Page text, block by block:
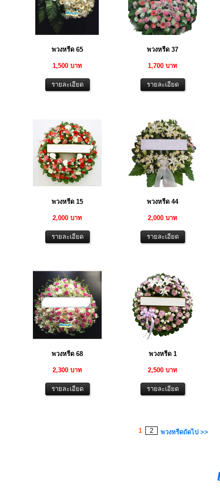
พวงหรีด 65
1,500 บาท
พวงหรีด 37
1,700 บาท
พวงหรีด 15
2,000 บาท
พวงหรีด 44
2,000 บาท
พวงหรีด 68
2,300 บาท
พวงหรีด 1
2,500 บาท
1 2 พวงหรีดถัดไป >>